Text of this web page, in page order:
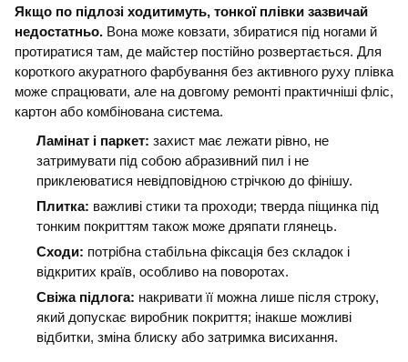
Якщо по підлозі ходитимуть, тонкої плівки зазвичай
недостатньо. Вона може ковзати, збиратися під ногами й
протиратися там, де майстер постійно розвертається. Для
короткого акуратного фарбування без активного руху плівка
може спрацювати, але на довгому ремонті практичніші фліс,
картон або комбінована система.
Ламінат і паркет: захист має лежати рівно, не
затримувати під собою абразивний пил і не
приклеюватися невідповідною стрічкою до фінішу.
Плитка: важливі стики та проходи; тверда піщинка під
тонким покриттям також може дряпати глянець.
Сходи: потрібна стабільна фіксація без складок і
відкритих країв, особливо на поворотах.
Свіжа підлога: накривати її можна лише після строку,
який допускає виробник покриття; інакше можливі
відбитки, зміна блиску або затримка висихання.